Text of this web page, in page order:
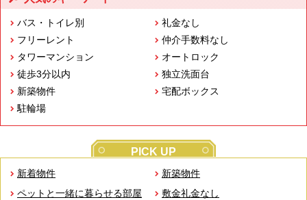
バス・トイレ別
礼金なし
フリーレント
仲介手数料なし
タワーマンション
オートロック
徒歩3分以内
独立洗面台
新築物件
宅配ボックス
駐輪場
PICK UP
新着物件
新築物件
ペットと一緒に暮らせる部屋
敷金礼金なし